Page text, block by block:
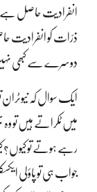
انفرادیت حاصل
ذرّات کو انفرادیت
دوسرے سے کبھی
ایک سوال کہ
میں ٹکراتے ہیں تو
رہے ہوتے تو کیوں؟
جواب ہی تو پاؤلی